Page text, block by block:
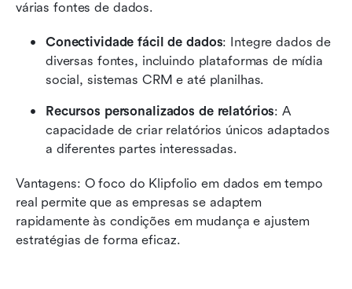
várias fontes de dados.
Conectividade fácil de dados: Integre dados de
diversas fontes, incluindo plataformas de mídia
social, sistemas CRM e até planilhas.
Recursos personalizados de relatórios: A
capacidade de criar relatórios únicos adaptados
a diferentes partes interessadas.
Vantagens: O foco do Klipfolio em dados em tempo
real permite que as empresas se adaptem
rapidamente às condições em mudança e ajustem
estratégias de forma eficaz.